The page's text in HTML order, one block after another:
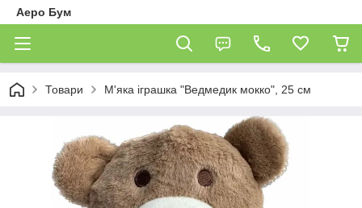
Аеро Бум
Товари М'яка іграшка "Ведмедик мокко", 25 см